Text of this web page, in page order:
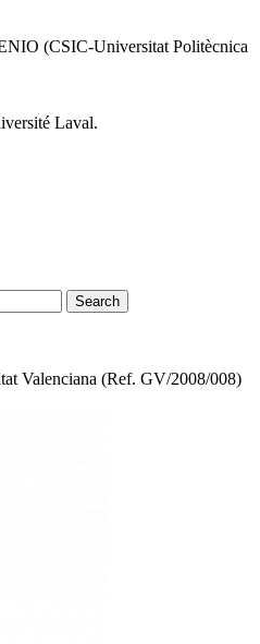
(CSIC-Universitat Politècnica
Laval.
Valenciana (Ref. GV/2008/008)